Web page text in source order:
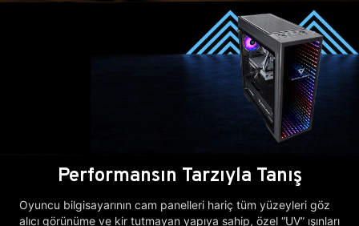
Performansın Tarzıyla Tanış
Oyuncu bilgisayarının cam panelleri hariç tüm yüzeyleri göz
alıcı görünüme ve kir tutmayan yapıya sahip, özel “UV” ışınları